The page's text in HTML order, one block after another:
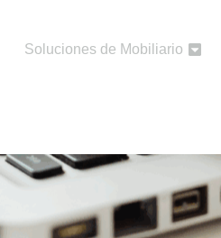
Soluciones de Mobiliario